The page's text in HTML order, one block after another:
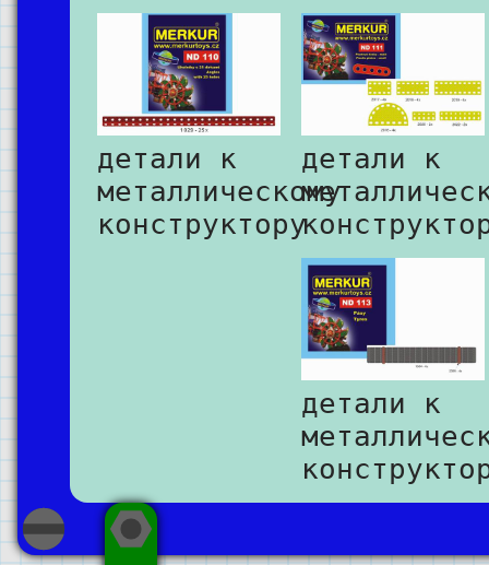
детали к
металлическому
конструктору
детали к
детали к